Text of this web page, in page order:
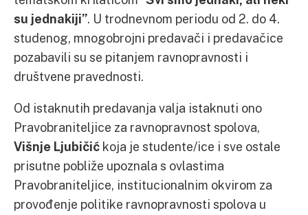
su jednakiji”. U trodnevnom periodu od 2. do 4.
studenog, mnogobrojni predavači i predavačice
pozabavili su se pitanjem ravnopravnosti i
društvene pravednosti.
Od istaknutih predavanja valja istaknuti ono
Pravobraniteljice za ravnopravnost spolova,
Višnje Ljubičić koja je studente/ice i sve ostale
prisutne pobliže upoznala s ovlastima
Pravobraniteljice, institucionalnim okvirom za
provođenje politike ravnopravnosti spolova u